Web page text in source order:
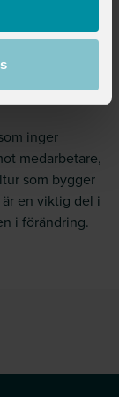
och bidra
över
som
inger
medarbetare,
som bygger
en viktig del i
i förändring.